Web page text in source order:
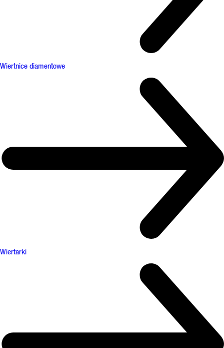
Wiertnice diamentowe
Wiertarki